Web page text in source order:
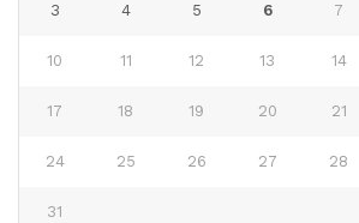
3 4 5 6 7
10 11 12 13 14
17 18 19 20 21
24 25 26 27 28
31